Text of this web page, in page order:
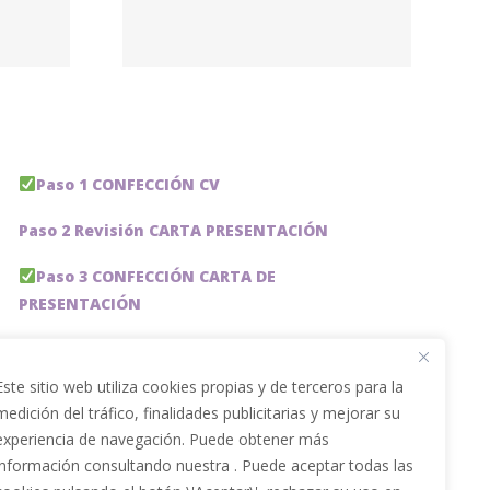
sitio web utiliza cookies propias y de terceros para la
del tráfico, finalidades publicitarias y mejorar su
de navegación. Puede obtener más
consultando nuestra . Puede aceptar todas las
Paso 1 CONFECCIÓN CV
Paso 2 Revisión CARTA PRESENTACIÓN
Paso 3 CONFECCIÓN CARTA DE
PRESENTACIÓN
Paso 5 OPTIMIZACIÓN PERFIL LINKEDIN
PACKS DE AHORRO